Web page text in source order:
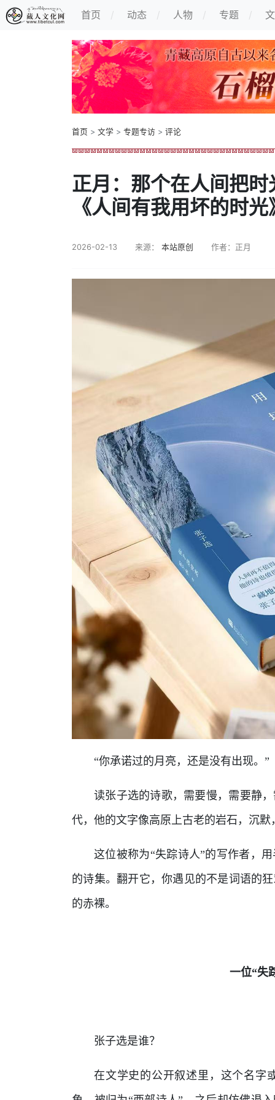
首页 动态 人物 专题
首页 > 文学 > 专题专访 > 评论
正月：那个在人间把
《人间有我用坏的时
2026-02-13 来源： 本站原创 作者：正月
“你承诺过的月亮，还是没有出现。”
读张子选的诗歌，需要慢，需要静
代，他的文字像高原上古老的岩石，沉
这位被称为“失踪诗人”的写作者，
的诗集。翻开它，你遇见的不是词语的
的赤裸。
一位“失
张子选是谁？
在文学史的公开叙述里，这个名字